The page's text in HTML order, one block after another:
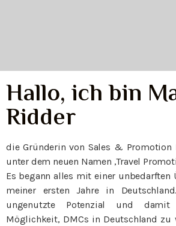
Hallo, ich bin
Ridder
die Gründerin von Sales &
unter dem neuen Namen ‚Travel
Es begann alles mit einer unbedarften
meiner ersten Jahre in
ungenutzte Potenzial und damit
Möglichkeit, DMCs in Deutschland zu